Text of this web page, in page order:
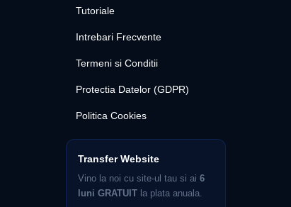
Tutoriale
Intrebari Frecvente
Termeni si Conditii
Protectia Datelor (GDPR)
Politica Cookies
Transfer Website
Vino la noi cu site-ul tau si ai 6
luni GRATUITla plata anuala.